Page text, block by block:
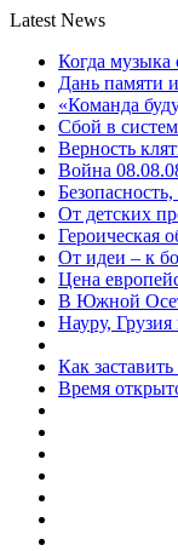
Latest News
Когда музыка
Дань памяти
«Команда
Сбой в
Верность
Война
От детских
Героическая
От идеи – к
Цена
В Южной
Науру,
Как
Время